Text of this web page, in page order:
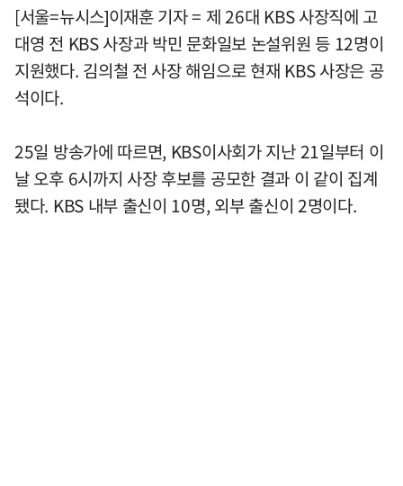
[서울=뉴시스]이재훈 기자 = 제 26대 KBS 사장직에 고
대영 전 KBS 사장과 박민 문화일보 논설위원 등 12명이
지원했다. 김의철 전 사장 해임으로 현재 KBS 사장은 공
석이다.
25일 방송가에 따르면, KBS이사회가 지난 21일부터 이
날 오후 6시까지 사장 후보를 공모한 결과 이 같이 집계
됐다. KBS 내부 출신이 10명, 외부 출신이 2명이다.